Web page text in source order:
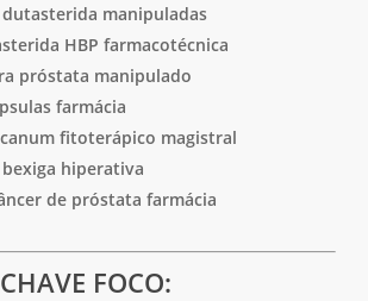
dutasterida manipuladas
HBP farmacotécnica
próstata manipulado
farmácia
fitoterápico magistral
hiperativa
de próstata farmácia
FOCO: